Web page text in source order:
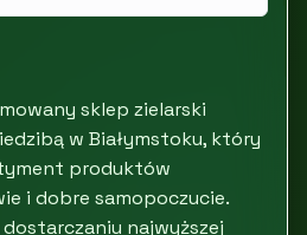
sklep zielarski
w Białymstoku, który
produktów
i dobre samopoczucie.
najwyższej